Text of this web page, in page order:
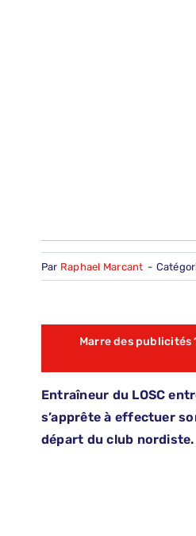
Par Raphael Marcant -
Marre des
Entraîneur du LOSC
s’apprête à effectuer
départ du club nordiste.